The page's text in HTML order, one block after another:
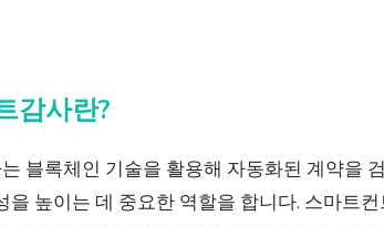
감사란?
블록체인 기술을 활용해 자동화된 계약을
을 높이는 데 중요한 역할을 합니다. 스마트